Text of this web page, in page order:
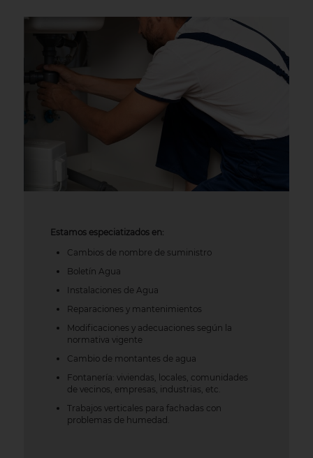
Estamos especiatizados en:
Cambios de nombre de suministro
Boletín Agua
Instalaciones de Agua
Reparaciones y mantenimientos
Modificaciones y adecuaciones según la
normativa vigente
Cambio de montantes de agua
Fontanería: viviendas, locales, comunidades
de vecinos, empresas, industrias, etc.
Trabajos verticales para fachadas con
problemas de humedad.